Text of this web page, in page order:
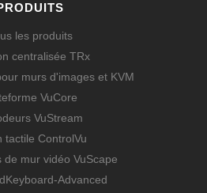
les produits
centralisée TRx
murs d'images et KVM
VuCore
VuStream
tactile ControlVu
de mur vidéo VuScape
Advanced